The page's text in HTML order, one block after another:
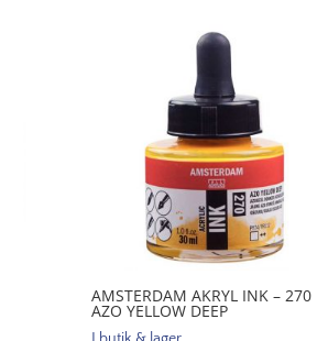
AMSTERDAM AKRYL INK – 270
AZO YELLOW DEEP